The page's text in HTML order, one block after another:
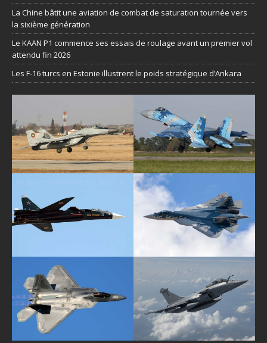
La Chine bâtit une aviation de combat de saturation tournée vers
la sixième génération
Le KAAN P1 commence ses essais de roulage avant un premier vol
attendu fin 2026
Les F-16 turcs en Estonie illustrent le poids stratégique d’Ankara